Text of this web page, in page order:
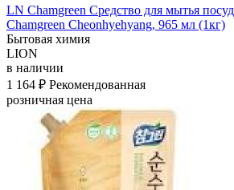
LN Chamgreen Средство для мытья
Chamgreen Cheonhyehyang, 965 мл (1кг)
Бытовая химия
LION
в наличии
1 164 ₽ Рекомендованная
розничная цена